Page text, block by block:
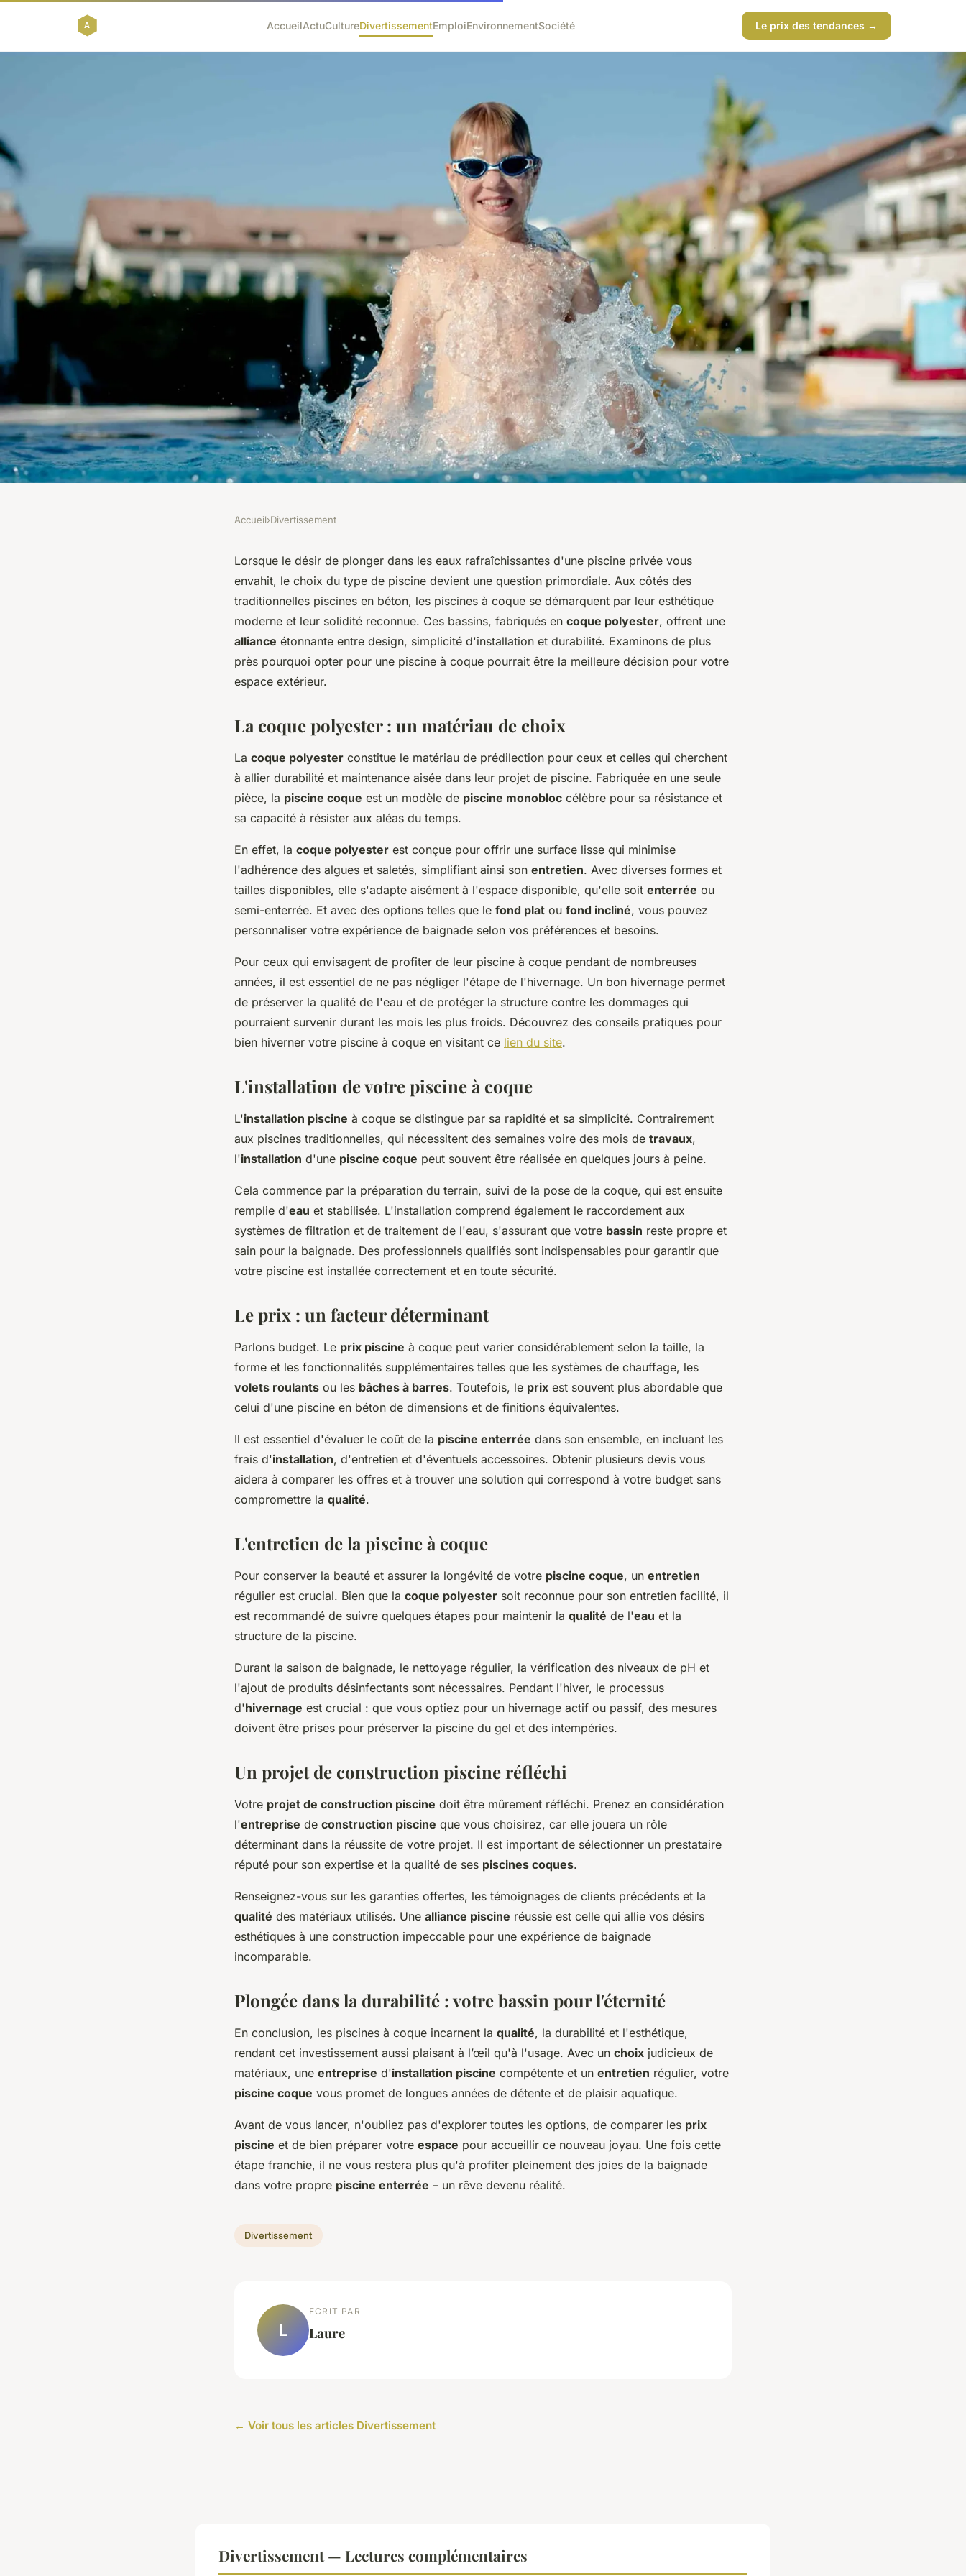
AccueilActuCultureDivertissementEmploiEnvironnementSociété Le prix des tendances →
Piscines à coque : alliance parfaite
entre esthétique et solidité
Accueil›Divertissement
Lorsque le désir de plonger dans les eaux rafraîchissantes d'une piscine privée vous
envahit, le choix du type de piscine devient une question primordiale. Aux côtés des
traditionnelles piscines en béton, les piscines à coque se démarquent par leur esthétique
moderne et leur solidité reconnue. Ces bassins, fabriqués en coque polyester, offrent une
alliance étonnante entre design, simplicité d'installation et durabilité. Examinons de plus
près pourquoi opter pour une piscine à coque pourrait être la meilleure décision pour votre
espace extérieur.
La coque polyester : un matériau de choix
La coque polyester constitue le matériau de prédilection pour ceux et celles qui cherchent
à allier durabilité et maintenance aisée dans leur projet de piscine. Fabriquée en une seule
pièce, la piscine coque est un modèle de piscine monobloc célèbre pour sa résistance et
sa capacité à résister aux aléas du temps.
En effet, la coque polyester est conçue pour offrir une surface lisse qui minimise
l'adhérence des algues et saletés, simplifiant ainsi son entretien. Avec diverses formes et
tailles disponibles, elle s'adapte aisément à l'espace disponible, qu'elle soit enterrée ou
semi-enterrée. Et avec des options telles que le fond plat ou fond incliné, vous pouvez
personnaliser votre expérience de baignade selon vos préférences et besoins.
Pour ceux qui envisagent de profiter de leur piscine à coque pendant de nombreuses
années, il est essentiel de ne pas négliger l'étape de l'hivernage. Un bon hivernage permet
de préserver la qualité de l'eau et de protéger la structure contre les dommages qui
pourraient survenir durant les mois les plus froids. Découvrez des conseils pratiques pour
bien hiverner votre piscine à coque en visitant ce lien du site.
L'installation de votre piscine à coque
L'installation piscine à coque se distingue par sa rapidité et sa simplicité. Contrairement
aux piscines traditionnelles, qui nécessitent des semaines voire des mois de travaux,
l'installation d'une piscine coque peut souvent être réalisée en quelques jours à peine.
Cela commence par la préparation du terrain, suivi de la pose de la coque, qui est ensuite
remplie d'eau et stabilisée. L'installation comprend également le raccordement aux
systèmes de filtration et de traitement de l'eau, s'assurant que votre bassin reste propre et
sain pour la baignade. Des professionnels qualifiés sont indispensables pour garantir que
votre piscine est installée correctement et en toute sécurité.
Le prix : un facteur déterminant
Parlons budget. Le prix piscine à coque peut varier considérablement selon la taille, la
forme et les fonctionnalités supplémentaires telles que les systèmes de chauffage, les
volets roulants ou les bâches à barres. Toutefois, le prix est souvent plus abordable que
celui d'une piscine en béton de dimensions et de finitions équivalentes.
Il est essentiel d'évaluer le coût de la piscine enterrée dans son ensemble, en incluant les
frais d'installation, d'entretien et d'éventuels accessoires. Obtenir plusieurs devis vous
aidera à comparer les offres et à trouver une solution qui correspond à votre budget sans
compromettre la qualité.
L'entretien de la piscine à coque
Pour conserver la beauté et assurer la longévité de votre piscine coque, un entretien
régulier est crucial. Bien que la coque polyester soit reconnue pour son entretien facilité, il
est recommandé de suivre quelques étapes pour maintenir la qualité de l'eau et la
structure de la piscine.
Durant la saison de baignade, le nettoyage régulier, la vérification des niveaux de pH et
l'ajout de produits désinfectants sont nécessaires. Pendant l'hiver, le processus
d'hivernage est crucial : que vous optiez pour un hivernage actif ou passif, des mesures
doivent être prises pour préserver la piscine du gel et des intempéries.
Un projet de construction piscine réfléchi
Votre projet de construction piscine doit être mûrement réfléchi. Prenez en considération
l'entreprise de construction piscine que vous choisirez, car elle jouera un rôle
déterminant dans la réussite de votre projet. Il est important de sélectionner un prestataire
réputé pour son expertise et la qualité de ses piscines coques.
Renseignez-vous sur les garanties offertes, les témoignages de clients précédents et la
qualité des matériaux utilisés. Une alliance piscine réussie est celle qui allie vos désirs
esthétiques à une construction impeccable pour une expérience de baignade
incomparable.
Plongée dans la durabilité : votre bassin pour l'éternité
En conclusion, les piscines à coque incarnent la qualité, la durabilité et l'esthétique,
rendant cet investissement aussi plaisant à l’œil qu'à l'usage. Avec un choix judicieux de
matériaux, une entreprise d'installation piscine compétente et un entretien régulier, votre
piscine coque vous promet de longues années de détente et de plaisir aquatique.
Avant de vous lancer, n'oubliez pas d'explorer toutes les options, de comparer les prix
piscine et de bien préparer votre espace pour accueillir ce nouveau joyau. Une fois cette
étape franchie, il ne vous restera plus qu'à profiter pleinement des joies de la baignade
dans votre propre piscine enterrée – un rêve devenu réalité.
Divertissement
L
ECRIT PAR
Laure
← Voir tous les articles Divertissement
Divertissement — Lectures complémentaires